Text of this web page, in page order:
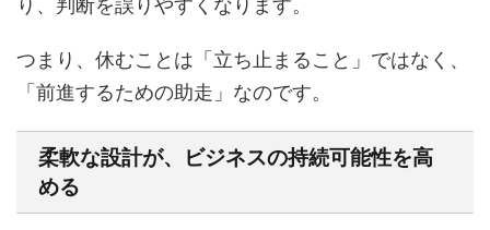
り、判断を誤りやすくなります。
つまり、休むことは「立ち止まること」ではなく、
「前進するための助走」なのです。
柔軟な設計が、ビジネスの持続可能性を高
める